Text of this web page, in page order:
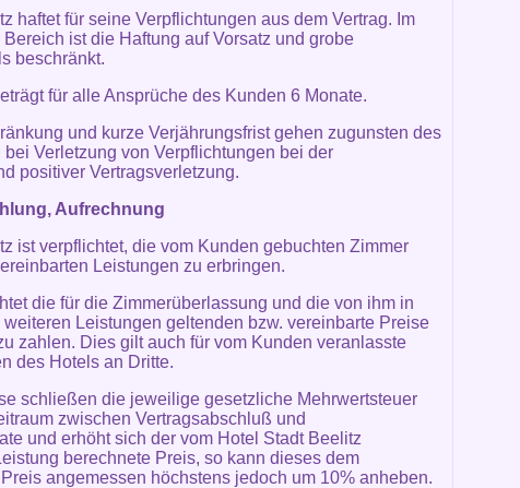
haftet für seine Verpflichtungen aus dem Vertrag. Im
ist die Haftung auf Vorsatz und grobe
beschränkt.
für alle Ansprüche des Kunden 6 Monate.
und kurze Verjährungsfrist gehen zugunsten des
Verletzung von Verpflichtungen bei der
positiver Vertragsverletzung.
Aufrechnung
ist verpflichtet, die vom Kunden gebuchten Zimmer
Leistungen zu erbringen.
die für die Zimmerüberlassung und die von ihm in
Leistungen geltenden bzw. vereinbarte Preise
zahlen. Dies gilt auch für vom Kunden veranlasste
des Hotels an Dritte.
schließen die jeweilige gesetzliche Mehrwertsteuer
zwischen Vertragsabschluß und
und erhöht sich der vom Hotel Stadt Beelitz
berechnete Preis, so kann dieses dem
angemessen höchstens jedoch um 10% anheben.